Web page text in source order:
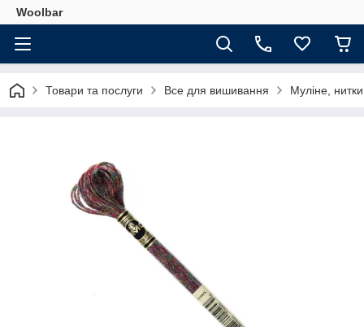
Woolbar
Товари та послуги Все для вишивання Муліне,